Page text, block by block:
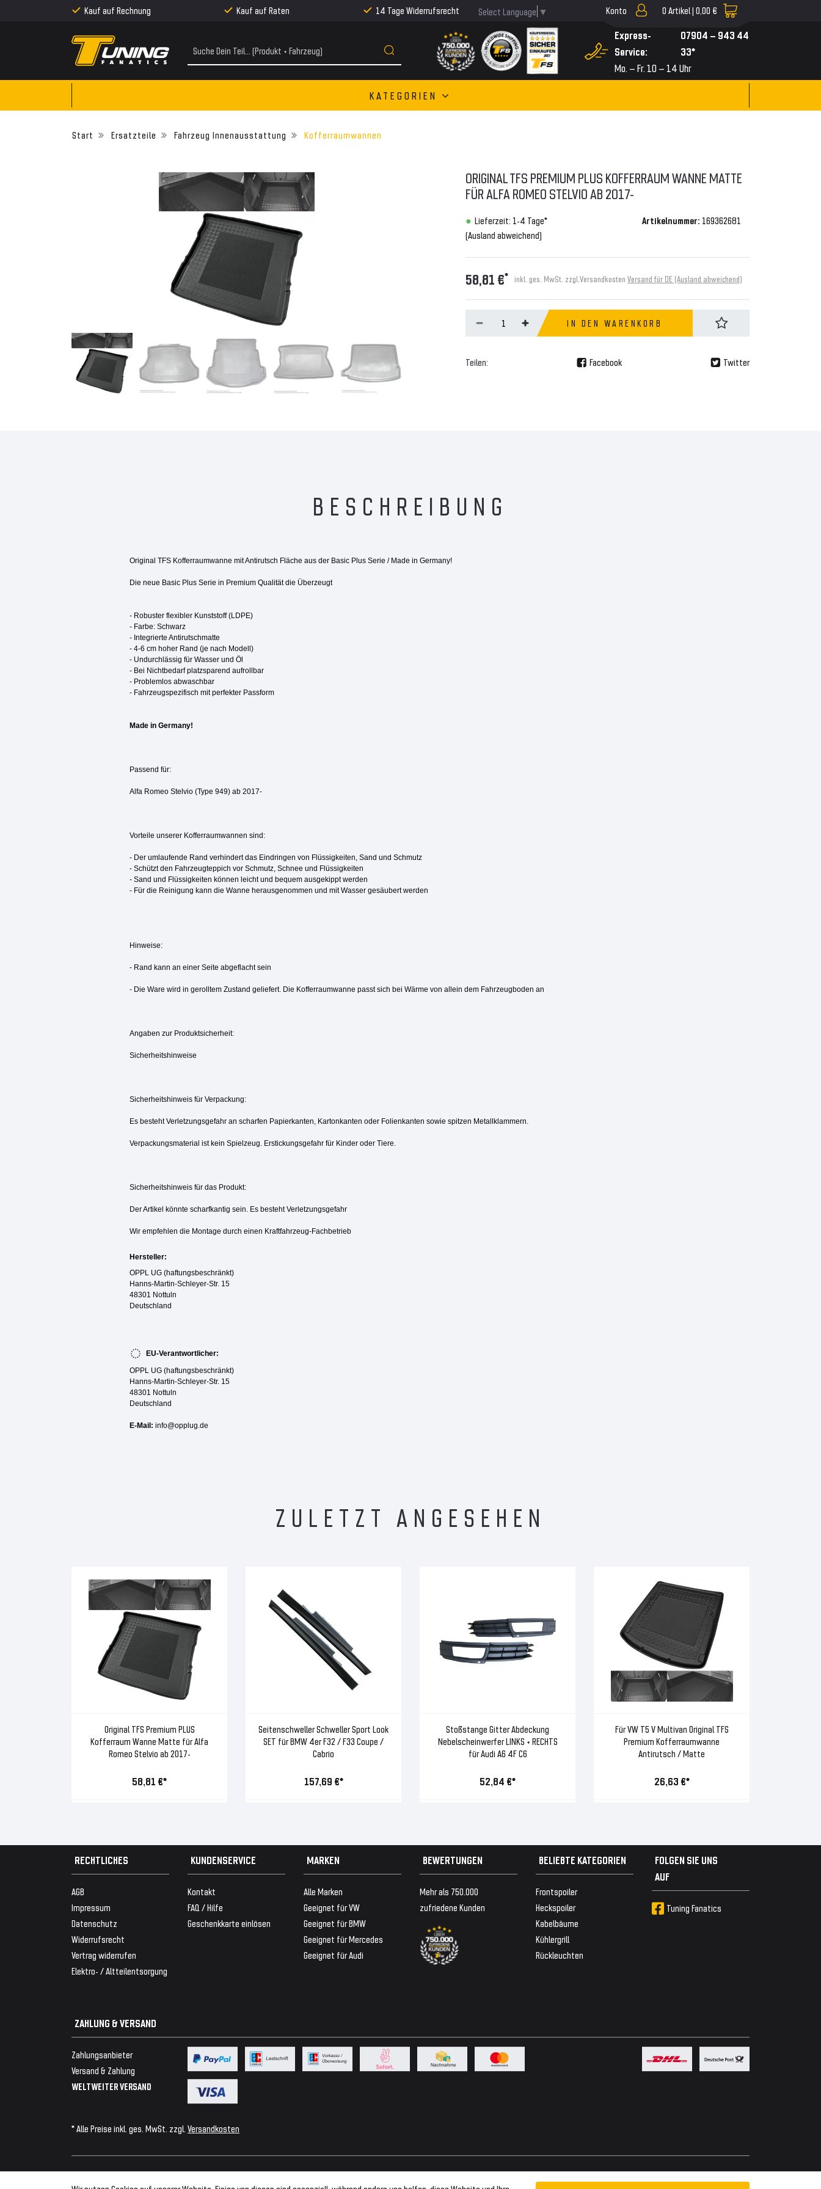
Kauf auf Rechnung Kauf auf Raten 14 Tage Widerrufsrecht Select Language ▼ Konto 0 Artikel | 0,00 €
Express-
Service:
07904 – 943 44
33*
Mo. – Fr. 10 – 14 Uhr
KATEGORIEN
Ersatzteile Fahrzeug Innenausstattung Kofferraumwannen
ORIGINAL TFS PREMIUM PLUS KOFFERRAUM WANNE MATTE
FÜR ALFA ROMEO STELVIO AB 2017-
Lieferzeit: 1-4 Tage*
(Ausland abweichend)
Artikelnummer: 169362681
58,81 €* inkl. ges. MwSt. zzgl. Versandkosten Versand für DE (Ausland abweichend)
IN DEN WARENKORB
Teilen: Facebook Twitter
BESCHREIBUNG
Original TFS Kofferraumwanne mit Antirutsch Fläche aus der Basic Plus Serie / Made in Germany!
Die neue Basic Plus Serie in Premium Qualität die Überzeugt
- Robuster flexibler Kunststoff (LDPE)
- Farbe: Schwarz
- Integrierte Antirutschmatte
- 4-6 cm hoher Rand (je nach Modell)
- Undurchlässig für Wasser und Öl
- Bei Nichtbedarf platzsparend aufrollbar
- Problemlos abwaschbar
- Fahrzeugspezifisch mit perfekter Passform
Made in Germany!
Passend für:
Alfa Romeo Stelvio (Type 949) ab 2017-
Vorteile unserer Kofferraumwannen sind:
- Der umlaufende Rand verhindert das Eindringen von Flüssigkeiten, Sand und Schmutz
- Schützt den Fahrzeugteppich vor Schmutz, Schnee und Flüssigkeiten
- Sand und Flüssigkeiten können leicht und bequem ausgekippt werden
- Für die Reinigung kann die Wanne herausgenommen und mit Wasser gesäubert werden
Hinweise:
- Rand kann an einer Seite abgeflacht sein
- Die Ware wird in gerolltem Zustand geliefert. Die Kofferraumwanne passt sich bei Wärme von allein dem Fahrzeugboden an
Angaben zur Produktsicherheit:
Sicherheitshinweise
Sicherheitshinweis für Verpackung:
Es besteht Verletzungsgefahr an scharfen Papierkanten, Kartonkanten oder Folienkanten sowie spitzen Metallklammern.
Verpackungsmaterial ist kein Spielzeug. Erstickungsgefahr für Kinder oder Tiere.
Sicherheitshinweis für das Produkt:
Der Artikel könnte scharfkantig sein. Es besteht Verletzungsgefahr
Wir empfehlen die Montage durch einen Kraftfahrzeug-Fachbetrieb
Hersteller:
OPPL UG (haftungsbeschränkt)
Hanns-Martin-Schleyer-Str. 15
48301 Nottuln
Deutschland
EU-Verantwortlicher:
OPPL UG (haftungsbeschränkt)
Hanns-Martin-Schleyer-Str. 15
48301 Nottuln
Deutschland
E-Mail: info@opplug.de
ZULETZT ANGESEHEN
Original TFS Premium PLUS
Kofferraum Wanne Matte für Alfa
Romeo Stelvio ab 2017-
58,81 €*
Seitenschweller Schweller Sport Look
SET für BMW 4er F32 / F33 Coupe /
Cabrio
157,69 €*
Stoßstange Gitter Abdeckung
Nebelscheinwerfer LINKS + RECHTS
für Audi A6 4F C6
52,84 €*
Für VW T5 V Multivan Original TFS
Premium Kofferraumwanne
Antirutsch / Matte
26,63 €*
RECHTLICHES
AGB
Impressum
Datenschutz
Widerrufsrecht
Vertrag widerrufen
Elektro- / Altteilentsorgung
KUNDENSERVICE
Kontakt
FAQ / Hilfe
Geschenkkarte einlösen
MARKEN
Alle Marken
Geeignet für VW
Geeignet für BMW
Geeignet für Mercedes
Geeignet für Audi
BEWERTUNGEN
Mehr als 750.000
zufriedene Kunden
BELIEBTE KATEGORIEN
Frontspoiler
Heckspoiler
Kabelbäume
Kühlergrill
Rückleuchten
FOLGEN SIE UNS
AUF
Tuning Fanatics
ZAHLUNG & VERSAND
Zahlungsanbieter
Versand & Zahlung
WELTWEITER VERSAND
* Alle Preise inkl. ges. MwSt. zzgl. Versandkosten
© 2026 Tuning Fanatics Powered by